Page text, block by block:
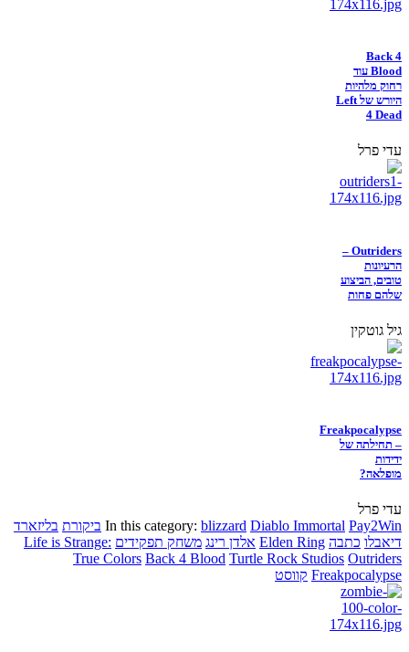
Back 4
Blood עוד
רחוק מלהיות
היורש של Left
4 Dead
עדי פרל
Outriders –
הרעיונות
טובים, הביצוע
שלהם פחות
גיל גוטקין
Freakpocalypse
– תחילתה של
ידידות
מופלאה?
עדי פרל
In this category: blizzard Diablo Immortal Pay2Win ביקורת בליזארד
דיאבלו כתבה Elden Ring אלדן רינג משחק תפקידים Life is Strange:
True Colors Back 4 Blood Turtle Rock Studios Outriders
Freakpocalypse קווסט